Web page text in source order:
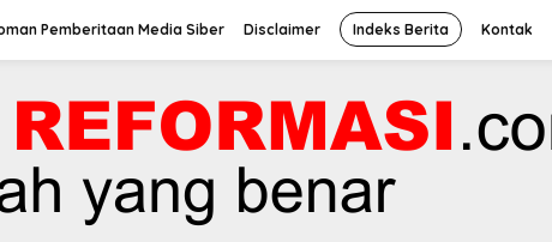
Pemberitaan Media Siber Disclaimer Indeks Berita Kontak